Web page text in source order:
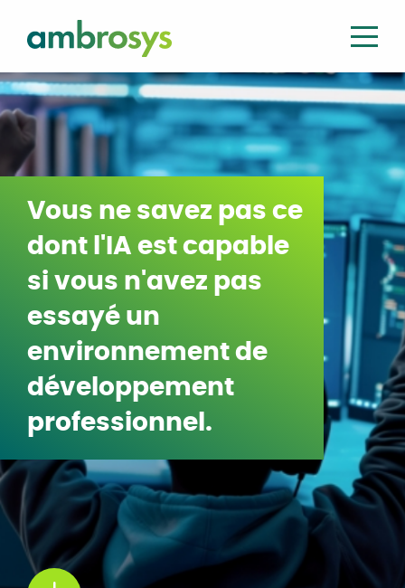
Vous ne savez pas ce
dont l'IA est capable
si vous n'avez pas
essayé un
environnement de
développement
professionnel.